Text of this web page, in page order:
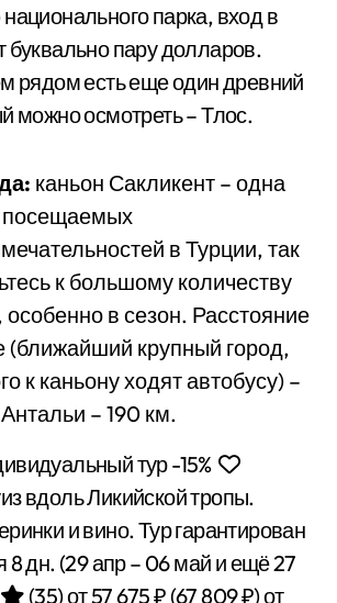
парка, вход в
буквально пару долларов.
рядом есть еще один древний
можно осмотреть – Тлос.
каньон Сакликент – одна
посещаемых
в Турции, так
к большому количеству
особенно в сезон. Расстояние
(ближайший крупный город,
к каньону ходят автобусу) –
– 190 км.
тур-15%
вдоль Ликийской тропы.
и вино. Тур гарантирован
8 дн. (29 апр – 06 май и ещё 27
(35)от 57 675 ₽ (67 809 ₽)от